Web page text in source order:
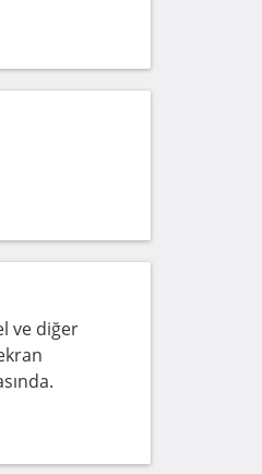
ve diğer